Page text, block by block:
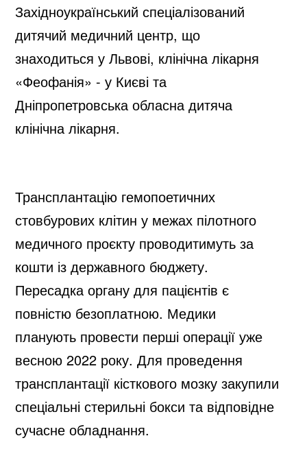
Західноукраїнський спеціалізований
дитячий медичний центр, що
знаходиться у Львові, клінічна лікарня
«Феофанія» - у Києві та
Дніпропетровська обласна дитяча
клінічна лікарня.
Трансплантацію гемопоетичних
стовбурових клітин у межах пілотного
медичного проєкту проводитимуть за
кошти із державного бюджету.
Пересадка органу для пацієнтів є
повністю безоплатною. Медики
планують провести перші операції уже
весною 2022 року. Для проведення
трансплантації кісткового мозку закупили
спеціальні стерильні бокси та відповідне
сучасне обладнання.